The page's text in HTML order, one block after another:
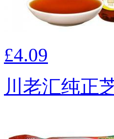
£4.09
川老汇纯正